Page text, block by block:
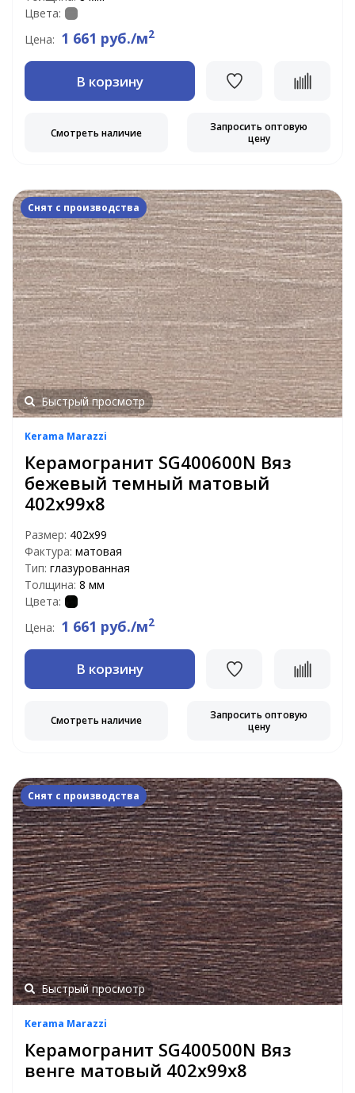
Цвета:
Цена: 1 661 руб./м2
В корзину
Смотреть наличие
Запросить оптовую
цену
Снят с производства
Быстрый просмотр
Kerama Marazzi
Керамогранит SG400600N Вяз
бежевый темный матовый
402х99х8
Размер: 402х99
Фактура: матовая
Тип: глазурованная
Толщина: 8 мм
Цвета:
Цена: 1 661 руб./м2
В корзину
Смотреть наличие
Запросить оптовую
цену
Снят с производства
Быстрый просмотр
Kerama Marazzi
Керамогранит SG400500N Вяз
венге матовый 402х99х8